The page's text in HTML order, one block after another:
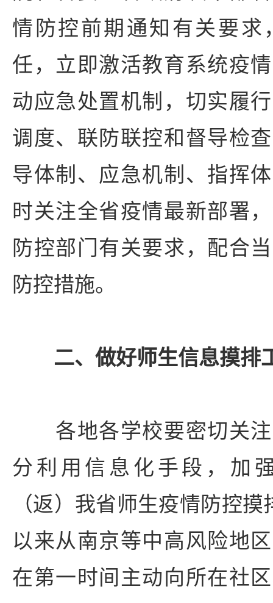
情防控前期通知有关要求
任，立即激活教育系统疫
动应急处置机制，切实履
调度、联防联控和督导检
导体制、应急机制、指挥
时关注全省疫情最新部署
防控部门有关要求，配合
防控措施。
二、做好师生信息摸排
各地各学校要密切关注
分利用信息化手段，加
（返）我省师生疫情防控
以来从南京等中高风险地
在第一时间主动向所在社